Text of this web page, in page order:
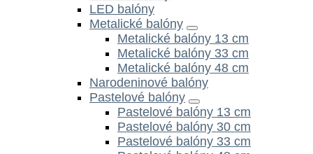
LED balóny
Metalické balóny
Metalické balóny 13 cm
Metalické balóny 33 cm
Metalické balóny 48 cm
Narodeninové balóny
Pastelové balóny
Pastelové balóny 13 cm
Pastelové balóny 30 cm
Pastelové balóny 33 cm